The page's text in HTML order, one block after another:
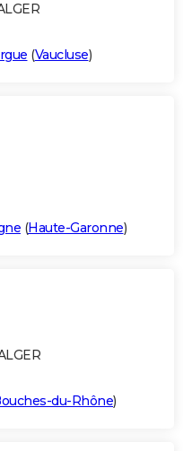
(Vaucluse)
(Haute-Garonne)
du-Rhône)